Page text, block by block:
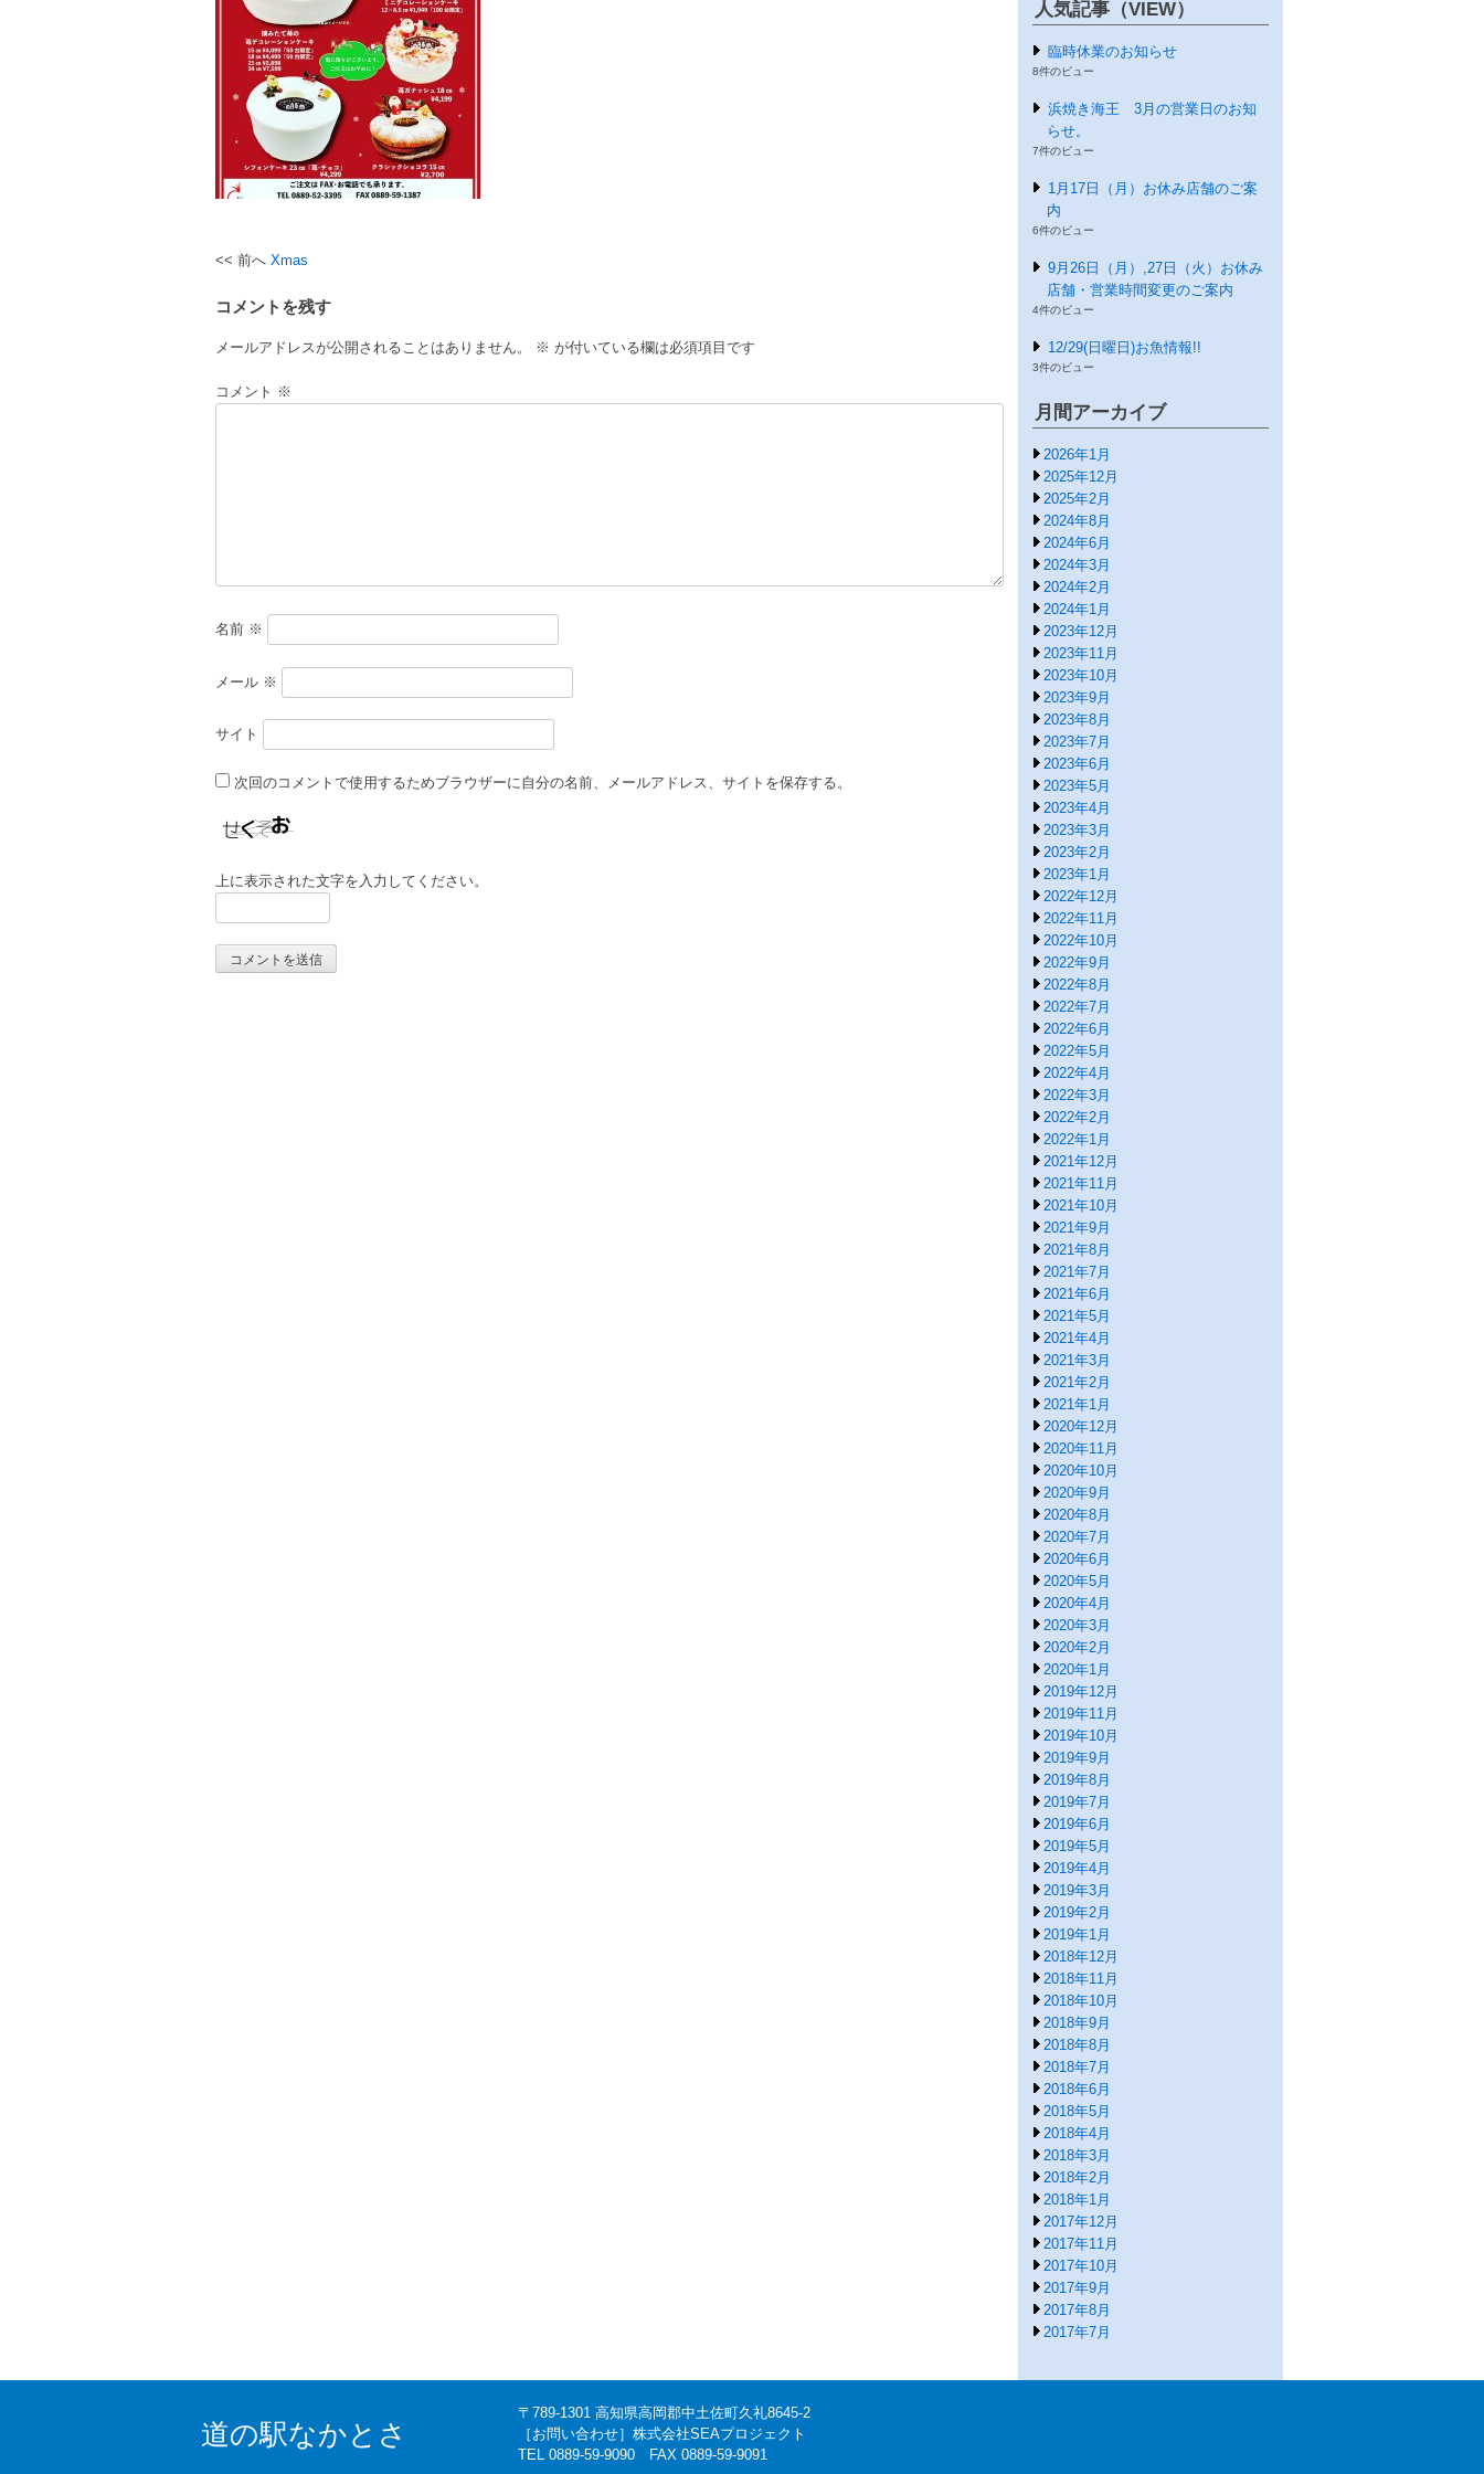
投
稿
ゲ
Xmas
コメントを残す
メールアドレスが公開されることはありません。 ※ が付いている欄は必須項目です
コメント ※
名前 ※
メール ※
サイト
次回のコメントで使用するためブラウザーに自分の名前、メールアドレス、サイトを保存する。
上に表示された文字を入力してください。
人気記事（VIEW）
臨時休業のお知らせ
8件のビュー
浜焼き海王 3月の営業日のお知
らせ。
7件のビュー
1月17日（月）お休み店舗のご案
内
6件のビュー
9月26日（月）,27日（火）お休み
店舗・営業時間変更のご案内
4件のビュー
12/29(日曜日)お魚情報!!
3件のビュー
月間アーカイブ
2026年1月
2025年12月
2025年2月
2024年8月
2024年6月
2024年3月
2024年2月
2024年1月
2023年12月
2023年11月
2023年10月
2023年9月
2023年8月
2023年7月
2023年6月
2023年5月
2023年4月
2023年3月
2023年2月
2023年1月
2022年12月
2022年11月
2022年10月
2022年9月
2022年8月
2022年7月
2022年6月
2022年5月
2022年4月
2022年3月
2022年2月
2022年1月
2021年12月
2021年11月
2021年10月
2021年9月
2021年8月
2021年7月
2021年6月
2021年5月
2021年4月
2021年3月
2021年2月
2021年1月
2020年12月
2020年11月
2020年10月
2020年9月
2020年8月
2020年7月
2020年6月
2020年5月
2020年4月
2020年3月
2020年2月
2020年1月
2019年12月
2019年11月
2019年10月
2019年9月
2019年8月
2019年7月
2019年6月
2019年5月
2019年4月
2019年3月
2019年2月
2019年1月
2018年12月
2018年11月
2018年10月
2018年9月
2018年8月
2018年7月
2018年6月
2018年5月
2018年4月
2018年3月
2018年2月
2018年1月
2017年12月
2017年11月
2017年10月
2017年9月
2017年8月
2017年7月
道の駅なかとさ
〒789-1301 高知県高岡郡中土佐町久礼8645-2
［お問い合わせ］株式会社SEAプロジェクト
TEL 0889-59-9090 FAX 0889-59-9091